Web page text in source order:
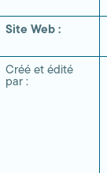
Site Web :
Créé et édité
par :